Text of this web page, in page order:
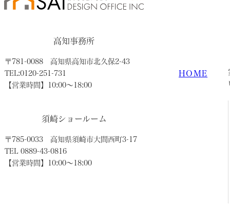
高知事務所
〒781-0088 高知県高知市北久保2-43
TEL:0120-251-731
【営業時間】10:00〜18:00
須崎ショールーム
〒785-0033 高知県須崎市大間西町3-17
TEL 0889-43-0816
【営業時間】10:00〜18:00
HOME